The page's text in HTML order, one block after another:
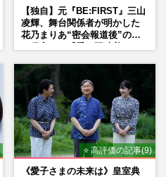
【独自】元『BE:FIRST』三山
凌輝、舞台関係者が明かした
花乃まりあ“密会報道後”の呆
⭐ 高評価の記事(9)
《愛子さまの未来は》皇室典